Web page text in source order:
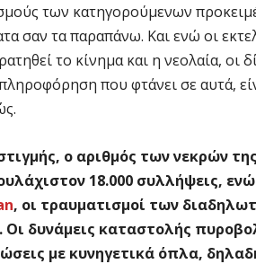
των κατηγορούμενων
σαν τα παραπάνω. Και ενώ οι
το κίνημα και η νεολαία, οι
που φτάνει σε αυτά,
ο αριθμός των νεκρών
18.000 συλλήψεις,
, οι τραυματισμοί των
Οι δυνάμεις καταστολής
με κυνηγετικά όπλα,